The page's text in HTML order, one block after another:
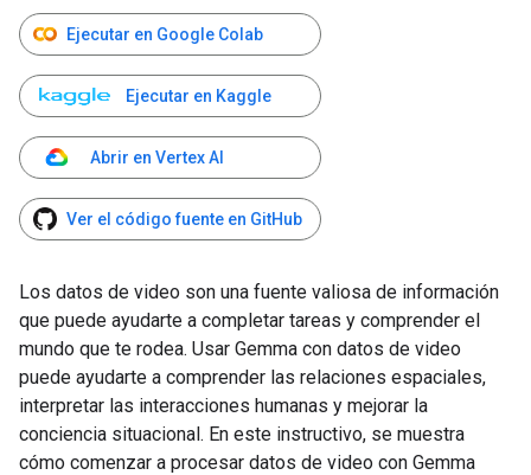
Ejecutar en Google Colab
Ejecutar en Kaggle
Abrir en Vertex AI
Ver el código fuente en GitHub
Los datos de video son una fuente valiosa de información
que puede ayudarte a completar tareas y comprender el
mundo que te rodea. Usar Gemma con datos de video
puede ayudarte a comprender las relaciones espaciales,
interpretar las interacciones humanas y mejorar la
conciencia situacional. En este instructivo, se muestra
cómo comenzar a procesar datos de video con Gemma